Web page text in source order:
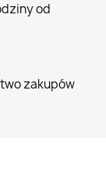
od
zakupów